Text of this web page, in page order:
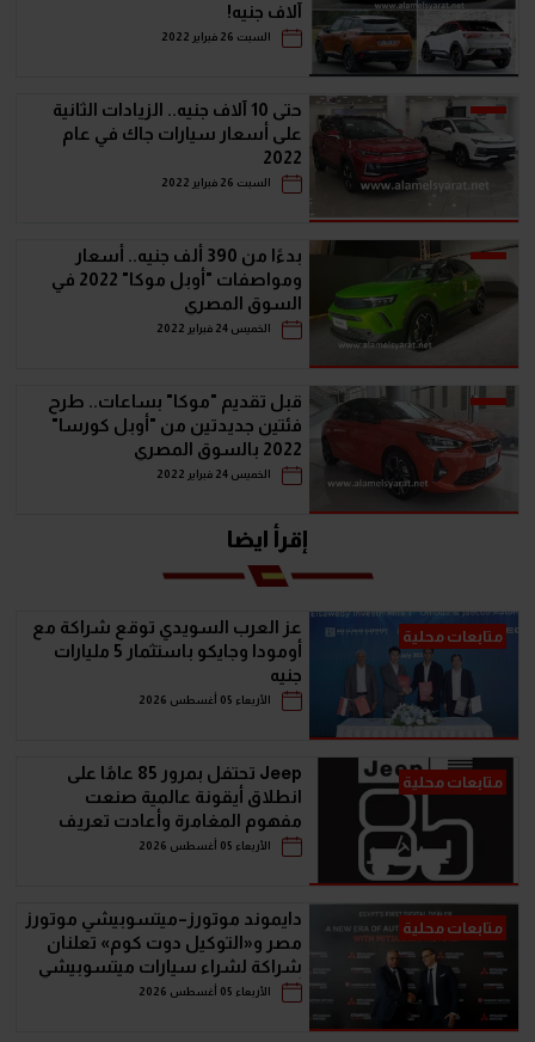
آلاف جنيه!
السبت 26 فبراير 2022
حتى 10 آلاف جنيه.. الزيادات الثانية
على أسعار سيارات جاك في عام
2022
السبت 26 فبراير 2022
بدءًا من 390 ألف جنيه.. أسعار
ومواصفات "أوبل موكا" 2022 في
السوق المصري
الخميس 24 فبراير 2022
قبل تقديم "موكا" بساعات.. طرح
فئتين جديدتين من "أوبل كورسا"
2022 بالسوق المصري
الخميس 24 فبراير 2022
إقرأ ايضا
متابعات محلية
عز العرب السويدي توقع شراكة مع
أومودا وجايكو باستثمار 5 مليارات
جنيه
الأربعاء 05 أغسطس 2026
متابعات محلية
Jeep تحتفل بمرور 85 عامًا على
انطلاق أيقونة عالمية صنعت
مفهوم المغامرة وأعادت تعريف
سيارات الـ SUV
الأربعاء 05 أغسطس 2026
متابعات محلية
دايموند موتورز–ميتسوبيشي موتورز
مصر و«التوكيل دوت كوم» تعلنان
شراكة لشراء سيارات ميتسوبيشي
أونلاين
الأربعاء 05 أغسطس 2026